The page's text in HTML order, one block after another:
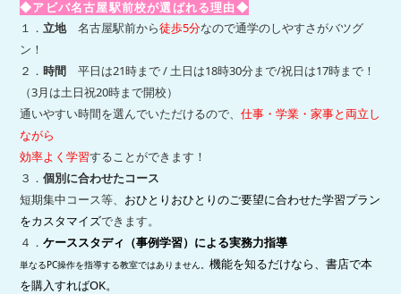
◆アビバ名古屋駅前校が選ばれる理由◆
１．立地名古屋駅前から徒歩5分なので通学のしやすさがバツグ
ン！
２．時間 平日は21時まで / 土日は18時30分まで/祝日は17時まで！
（3月は土日祝20時まで開校）
通いやすい時間を選んでいただけるので、仕事・学業・家事と両立し
ながら
効率よく学習することができます！
３．個別に合わせたコース
短期集中コース等、 おひとりおひとりのご要望に合わせた学習プラン
をカスタマイズできます。
４．ケーススタディ（事例学習）による実務力指導
単なるPC操作を指導する教室ではありません。機能を知るだけなら、書店で本
を購入すればOK。